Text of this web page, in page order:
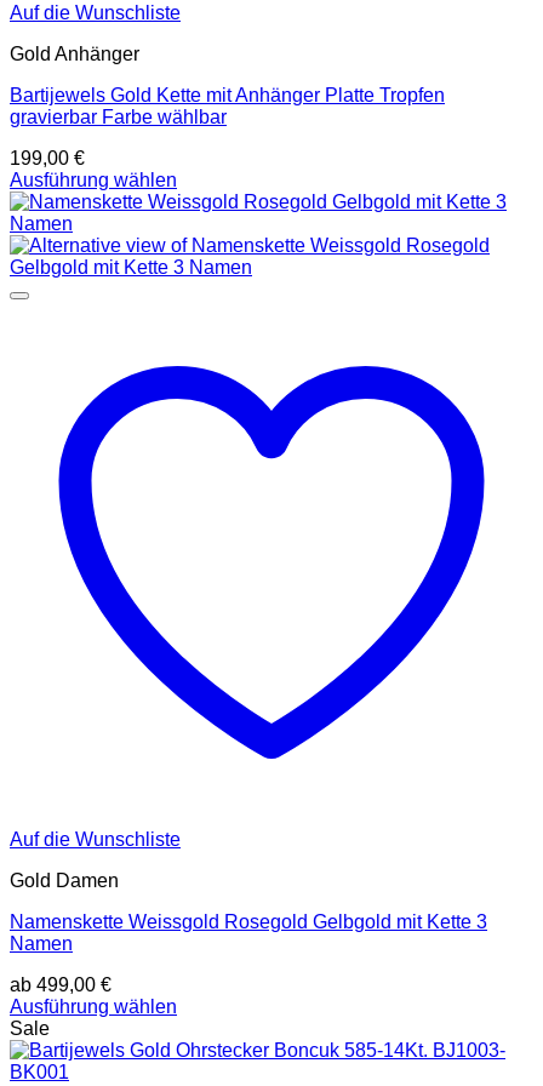
Auf die Wunschliste
Gold Anhänger
Bartijewels Gold Kette mit Anhänger Platte Tropfen
gravierbar Farbe wählbar
199,00 €
Ausführung wählen
Dieses
Produkt
weist
mehrere
Varianten
Produktseite
gewählt
werden
Auf die Wunschliste
Gold Damen
Namenskette Weissgold Rosegold Gelbgold mit Kette 3
Namen
ab 499,00 €
Ausführung wählen
Dieses
Produkt
weist
Sale